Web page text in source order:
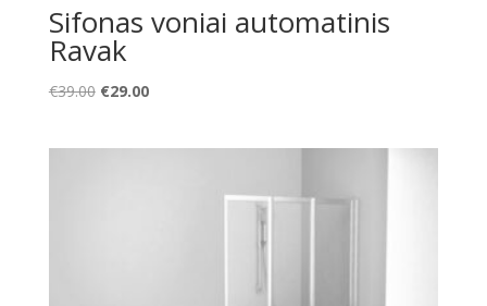
Sifonas voniai automatinis
Ravak
€39.00 Original
€29.00Current